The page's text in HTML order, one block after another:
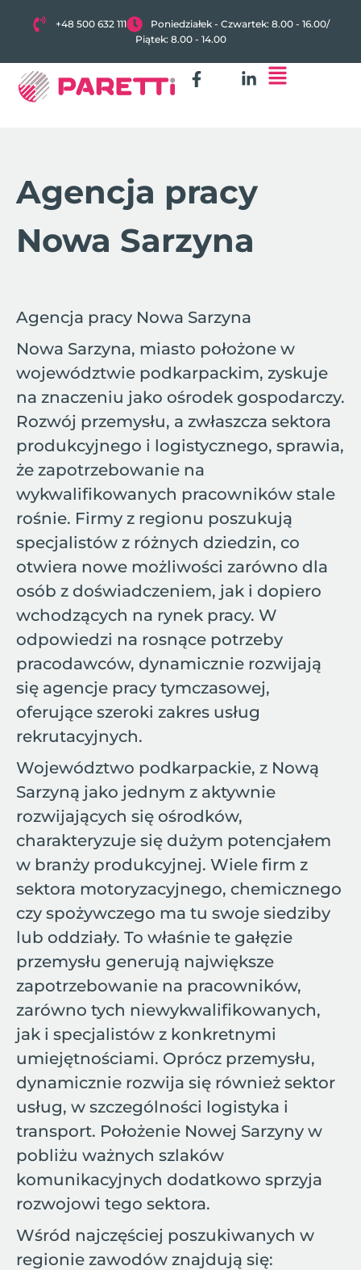
+48 500 632 111 Poniedziałek - Czwartek: 8.00 - 16.00/
Piątek: 8.00 - 14.00
Agencja pracy
Nowa Sarzyna
Agencja pracy Nowa Sarzyna
Nowa Sarzyna, miasto położone w
województwie podkarpackim, zyskuje
na znaczeniu jako ośrodek gospodarczy.
Rozwój przemysłu, a zwłaszcza sektora
produkcyjnego i logistycznego, sprawia,
że zapotrzebowanie na
wykwalifikowanych pracowników stale
rośnie. Firmy z regionu poszukują
specjalistów z różnych dziedzin, co
otwiera nowe możliwości zarówno dla
osób z doświadczeniem, jak i dopiero
wchodzących na rynek pracy. W
odpowiedzi na rosnące potrzeby
pracodawców, dynamicznie rozwijają
się agencje pracy tymczasowej,
oferujące szeroki zakres usług
rekrutacyjnych.
Województwo podkarpackie, z Nową
Sarzyną jako jednym z aktywnie
rozwijających się ośrodków,
charakteryzuje się dużym potencjałem
w branży produkcyjnej. Wiele firm z
sektora motoryzacyjnego, chemicznego
czy spożywczego ma tu swoje siedziby
lub oddziały. To właśnie te gałęzie
przemysłu generują największe
zapotrzebowanie na pracowników,
zarówno tych niewykwalifikowanych,
jak i specjalistów z konkretnymi
umiejętnościami. Oprócz przemysłu,
dynamicznie rozwija się również sektor
usług, w szczególności logistyka i
transport. Położenie Nowej Sarzyny w
pobliżu ważnych szlaków
komunikacyjnych dodatkowo sprzyja
rozwojowi tego sektora.
Wśród najczęściej poszukiwanych w
regionie zawodów znajdują się: